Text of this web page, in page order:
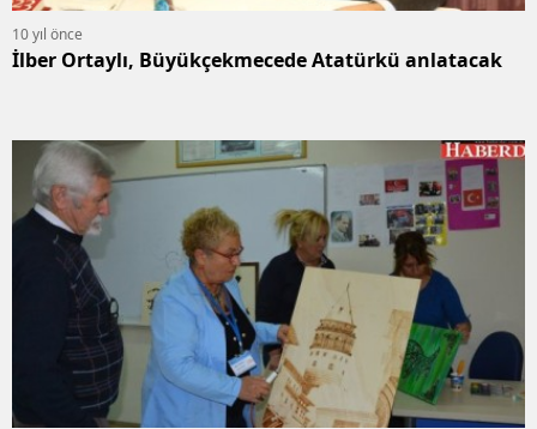
10 yıl önce
İlber Ortaylı, Büyükçekmecede Atatürkü anlatacak